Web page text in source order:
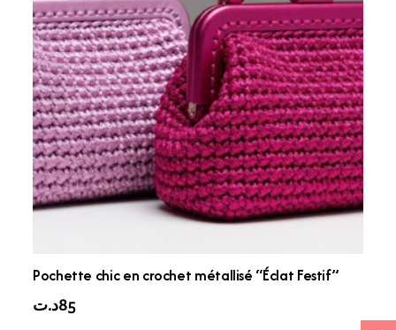
Pochette chic en crochet métallisé “Éclat Festif”
85د.ت